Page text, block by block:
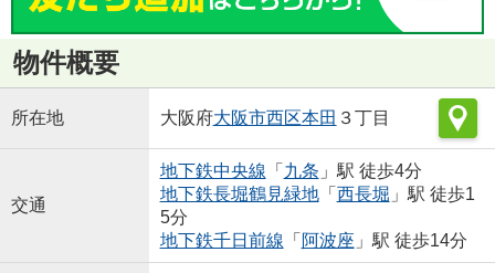
物件概要
所在地 大阪府大阪市西区本田 ３丁目
交通
地下鉄中央線 「 九条 」駅 徒歩4分
地下鉄長堀鶴見緑地「 西長堀 」駅 徒歩1
5分
地下鉄千日前線 「 阿波座 」駅 徒歩14分